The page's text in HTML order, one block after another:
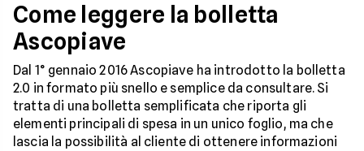
Come leggere la bolletta
Ascopiave
Dal 1° gennaio 2016 Ascopiave ha introdotto la bolletta
2.0 in formato più snello e semplice da consultare. Si
tratta di una bolletta semplificata che riporta gli
elementi principali di spesa in un unico foglio, ma che
lascia la possibilità al cliente di ottenere informazioni